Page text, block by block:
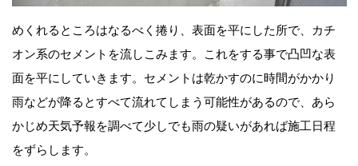
めくれるところはなるべく捲り、表面を平にした所で、カチ
オン系のセメントを流しこみます。これをする事で凸凹な表
面を平にしていきます。セメントは乾かすのに時間がかかり
雨などが降るとすべて流れてしまう可能性があるので、あら
かじめ天気予報を調べて少しでも雨の疑いがあれば施工日程
をずらします。